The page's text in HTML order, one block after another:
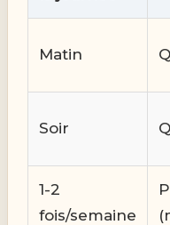
Matin
Soir
1-2
fois/semaine